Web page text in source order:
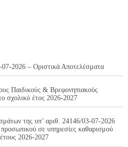
2026 – Οριστικά Αποτελέσματα
Παιδικούς & Βρεφονηπιακούς
σχολικό έτος 2026-2027
της υπ’ αριθ. 24146/03-07-2026
σε υπηρεσίες καθαρισμού
2026-2027